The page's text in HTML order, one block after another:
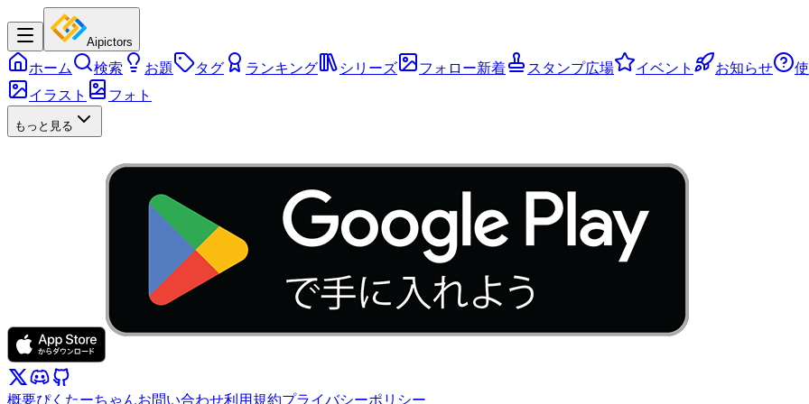
Aipictors
ホーム 検索 お題 タグ ランキング シリーズ フォロー新着 スタンプ広場 イベント お知らせ
イラスト
フォト
もっと見る
概要ぴくたーちゃんお問い合わせ利用規約プライバシーポリシー